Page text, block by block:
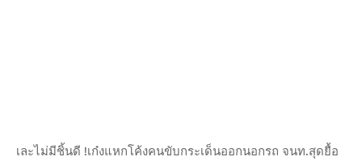
เละไม่มีชิ้นดี !เก๋งแหกโค้งคนขับกระเด็นออกนอกรถ จนท.สุดยื้อ